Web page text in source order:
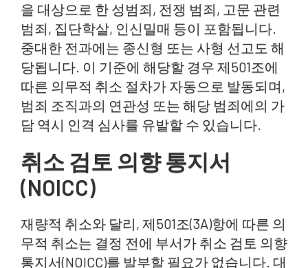
을 대상으로 한 성범죄, 전쟁 범죄, 고문 관련
범죄, 집단학살, 인신밀매 등이 포함됩니다.
중대한 전과에는 종신형 또는 사형 선고도 해
당됩니다. 이 기준에 해당할 경우 제501조에
따른 의무적 취소 절차가 자동으로 발동되며,
범죄 조직과의 연관성 또는 해당 범죄에의 가
담 역시 인격 심사를 유발할 수 있습니다.
취소 검토 의향 통지서
(NOICC)
재량적 취소와 달리, 제501조(3A)항에 따른 의
무적 취소는 결정 전에 부서가 취소 검토 의향
통지서(NOICC)를 발부할 필요가 없습니다. 대